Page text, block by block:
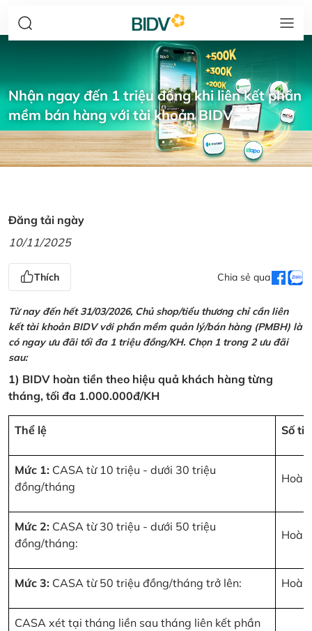
Nhận ngay đến 1 triệu đồng khi liên kết phần
mềm bán hàng với tài khoản BIDV
Đăng tải ngày
10/11/2025
Thích Chia sẻ qua
Từ nay đến hết 31/03/2026, Chủ shop/tiểu thương chỉ cần liên
kết tài khoản BIDV với phần mềm quản lý/bán hàng (PMBH) là
có ngay ưu đãi tối đa 1 triệu đồng/KH. Chọn 1 trong 2 ưu đãi
sau:
1) BIDV hoàn tiền theo hiệu quả khách hàng từng
tháng, tối đa 1.000.000đ/KH
Thể lệ Số
Mức 1: CASA từ 10 triệu - dưới 30 triệu
đồng/tháng
Mức 2: CASA từ 30 triệu - dưới 50 triệu
đồng/tháng:
Mức 3: CASA từ 50 triệu đồng/tháng trở lên:
CASA xét tại tháng liền sau tháng liên kết phần